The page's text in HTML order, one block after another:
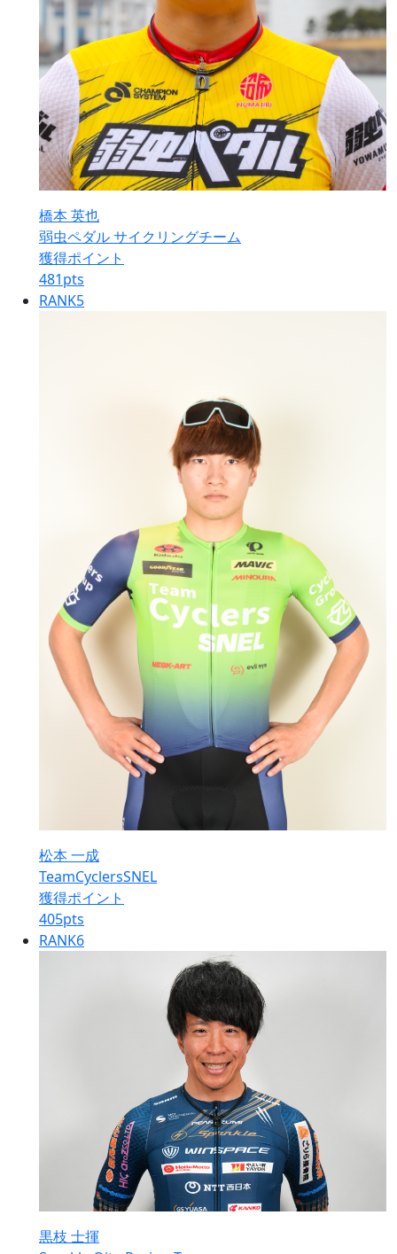
橋本 英也
弱虫ペダル サイクリングチーム
獲得ポイント
481pts
RANK5
松本 一成
TeamCyclersSNEL
獲得ポイント
405pts
RANK6
黒枝 士揮